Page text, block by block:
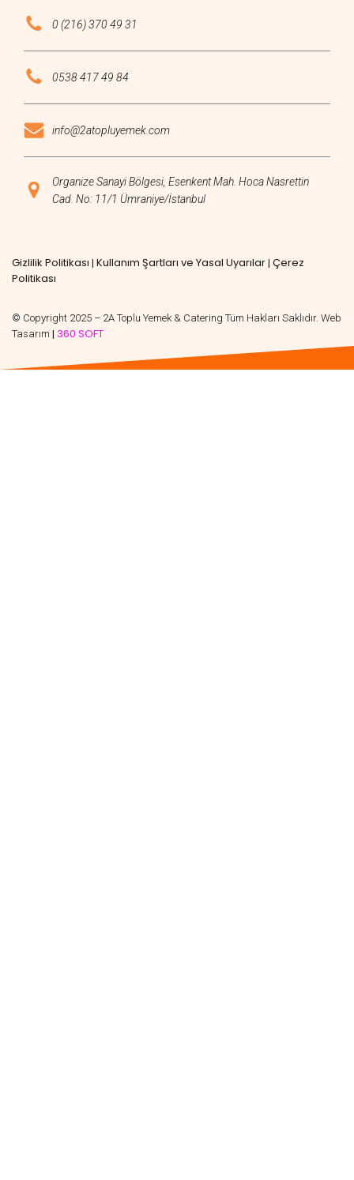
0 (216) 370 49 31
0538 417 49 84
info@2atopluyemek.com
Organize Sanayi Bölgesi, Esenkent Mah. Hoca Nasrettin
Cad. No: 11/1 Ümraniye/İstanbul
Gizlilik Politikası | Kullanım Şartları ve Yasal Uyarılar | Çerez
Politikası
© Copyright 2025 – 2A Toplu Yemek & Catering Tüm Hakları Saklıdır. Web
Tasarım | 360 SOFT